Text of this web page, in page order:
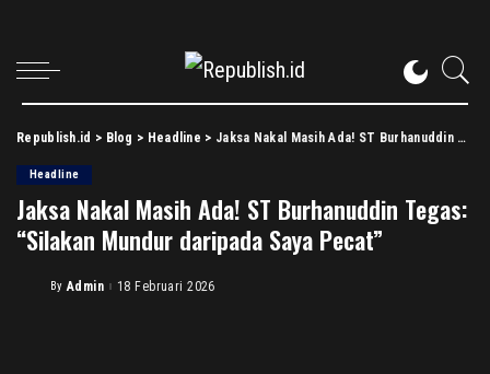
Republish.id > Blog > Headline > Jaksa Nakal Masih Ada! ST Burhanuddin Tegas: “Silakan Mundur daripada Saya Pecat”
Headline
Jaksa Nakal Masih Ada! ST Burhanuddin Tegas:
“Silakan Mundur daripada Saya Pecat”
Posted
By Admin 18 Februari 2026